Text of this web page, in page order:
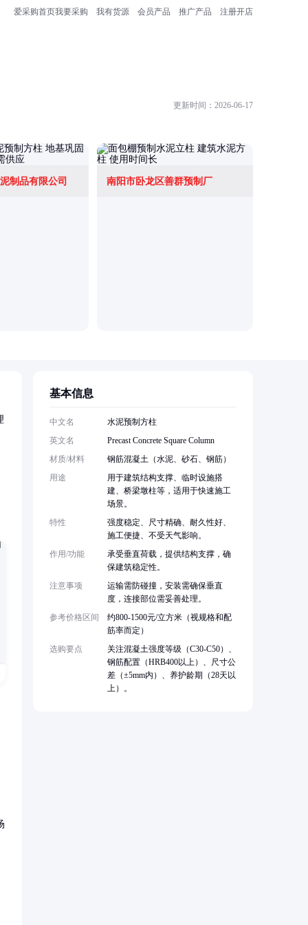
爱采购首页我要采购 我有货源 会员产品 推广产品 注册开店
更新时间：2026-06-17
制品有限公司 南阳市卧龙区善群预制厂
基本信息
中文名
水泥预制方柱
英文名
Precast Concrete Square Column
材质/材料
钢筋混凝土（水泥、砂石、钢筋）
用途
用于建筑结构支撑、临时设施搭
建、桥梁墩柱等，适用于快速施工
场景。
特性
强度稳定、尺寸精确、耐久性好、
施工便捷、不受天气影响。
作用/功能
承受垂直荷载，提供结构支撑，确
保建筑稳定性。
注意事项
运输需防碰撞，安装需确保垂直
度，连接部位需妥善处理。
参考价格区间
约800-1500元/立方米（视规格和配
筋率而定）
选购要点
关注混凝土强度等级（C30-C50）、
钢筋配置（HRB400以上）、尺寸公
差（±5mm内）、养护龄期（28天以
上）。